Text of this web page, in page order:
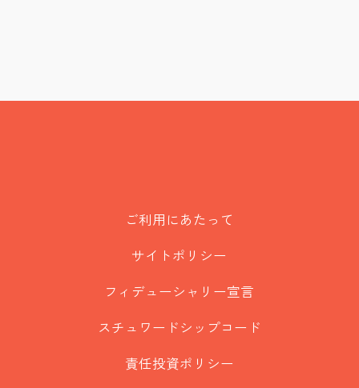
ご利用にあたって
サイトポリシー
フィデューシャリー宣言
スチュワードシップコード
責任投資ポリシー